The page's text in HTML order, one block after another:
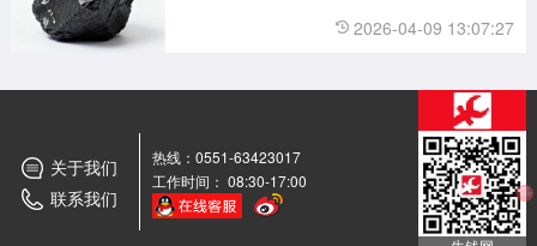
2026-04-09 13:07:27
关于我们
联系我们
热线：0551-63423017
工作时间： 08:30-17:00
期货
交流群